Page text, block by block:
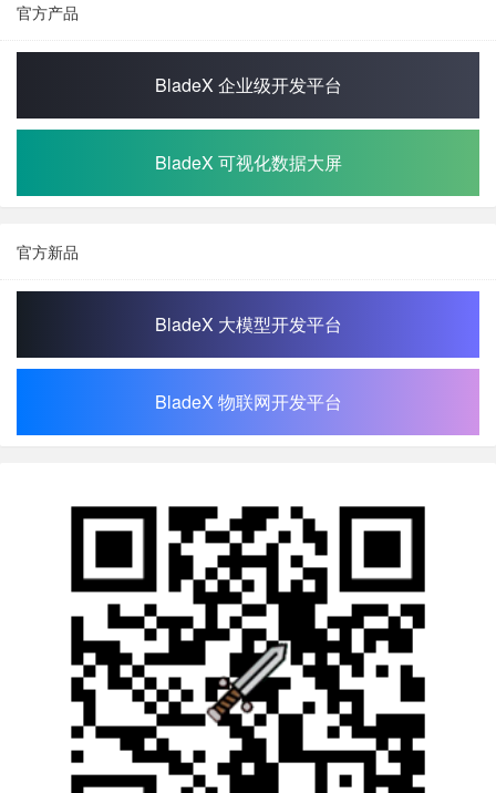
官方产品
BladeX 企业级开发平台
BladeX 可视化数据大屏
官方新品
BladeX 大模型开发平台
BladeX 物联网开发平台